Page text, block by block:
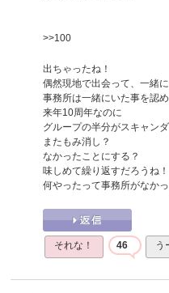
>>100
出ちゃったね！
偶然現地で出会って、一緒
事務所は一緒にいた事を認
来年10周年なのに
グループの半分がスキャン
またもみ消し？
なかったことにする？
味しめて繰り返すだろうね！
何やったって事務所がなか
それな！ 46 う